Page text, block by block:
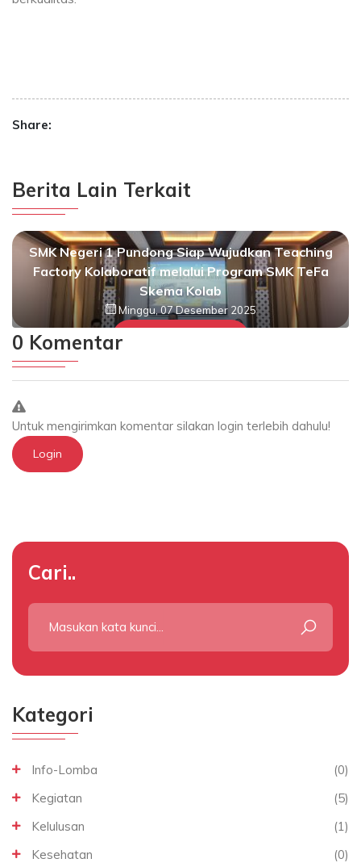
Share:
Berita Lain Terkait
SMK Negeri 1 Pundong Siap Wujudkan Teaching
Factory Kolaboratif melalui Program SMK TeFa
Skema Kolab
Minggu, 07 Desember 2025
0 Komentar
Untuk mengirimkan komentar silakan login terlebih dahulu!
Login
Cari..
Kategori
Info-Lomba
(0)
Kegiatan
(5)
Kelulusan
(1)
Kesehatan
(0)